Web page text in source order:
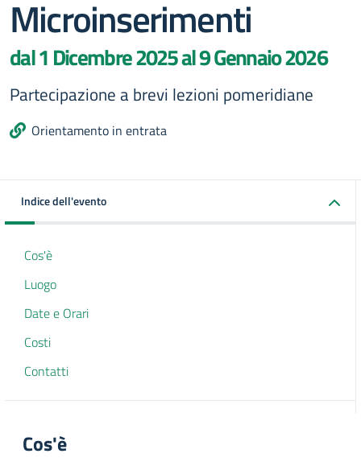
Microinserimenti
dal 1 Dicembre 2025 al 9 Gennaio 2026
Partecipazione a brevi lezioni pomeridiane
Orientamento in entrata
Indice dell'evento
Cos'è
Luogo
Date e Orari
Costi
Contatti
Cos'è